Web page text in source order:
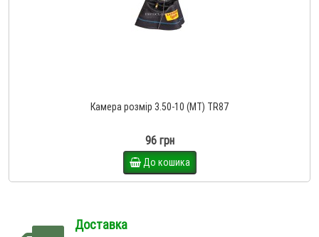
Камера розмір 3.50-10 (MT) TR87
96 грн
До кошика
Доставка